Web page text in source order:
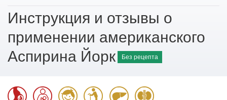
Инструкция и отзывы о
применении американского
Аспирина Йорк
Без рецепта